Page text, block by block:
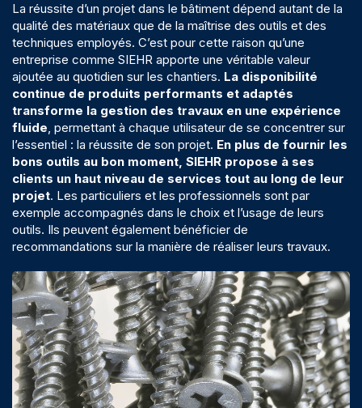
La réussite d’un projet dans le bâtiment dépend autant de la
qualité des matériaux que de la maîtrise des outils et des
techniques employés. C’est pour cette raison qu’une
entreprise comme SIEHR apporte une véritable valeur
ajoutée au quotidien sur les chantiers. La disponibilité
continue de produits performants et adaptés
transforme la gestion des travaux en une expérience
fluide, permettant à chaque utilisateur de se concentrer sur
l’essentiel : la réussite de son projet. En plus de fournir les
bons outils au bon moment, SIEHR propose à ses
clients un haut niveau de services tout au long de leur
projet. Les particuliers et les professionnels sont par
exemple accompagnés dans le choix et l’usage de leurs
outils. Ils peuvent également bénéficier de
recommandations sur la manière de réaliser leurs travaux.